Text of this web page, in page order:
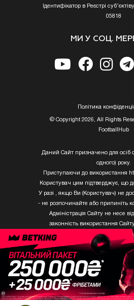
Ідентифікатор в Реєстрі
05818
МИ У СОЦ.
Полiтика
© Copyright 2026, All Rights
FootballHub
Даний Сайт призначено для осіб
одного) року.
Приступаючи до використання
Користувач цим підтверджує, що
У разі , якщо Ви (Користувач) не
- не розпочинайте або припиніть
Адміністрація Сайту не несе
законність використання
Користувачем, який не досяг
Твори Getty Images, що розміщені
бути використані третіми
дозволу ТОВ «ГЛОБАЛ